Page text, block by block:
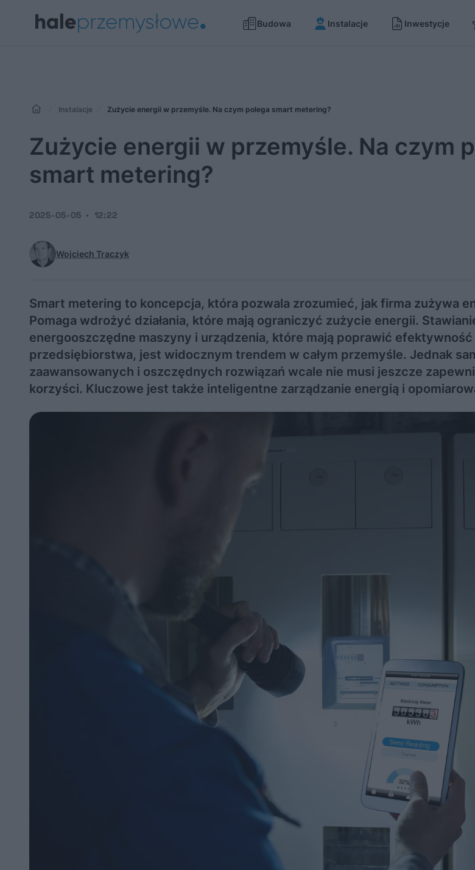
Budowa Instalacje Inwestycje
Instalacje Zużycie energii w przemyśle. Na czym polega smart metering?
Zużycie energii w przemyśle. Na czym
smart metering?
Wojciech Traczyk
2025-05-05 12:22
Smart metering to koncepcja, która pozwala zrozumieć, jak firma zużywa
Pomaga wdrożyć działania, które mają ograniczyć zużycie energii.
energooszczędne maszyny i urządzenia, które mają poprawić
przedsiębiorstwa, jest widocznym trendem w całym przemyśle. Jednak
zaawansowanych i oszczędnych rozwiązań wcale nie musi jeszcze
korzyści. Kluczowe jest także inteligentne zarządzanie energią i